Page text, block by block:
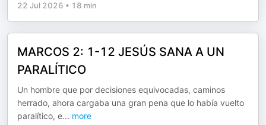
22 Jul 2026 • 18 min
MARCOS 2: 1-12 JESÚS SANA A UN
PARALÍTICO
Un hombre que por decisiones equivocadas, caminos
herrado, ahora cargaba una gran pena que lo había vuelto
paralítico, e... more